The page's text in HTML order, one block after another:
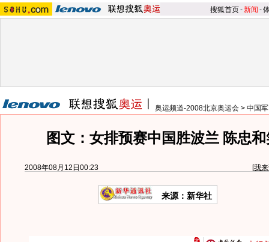
搜狐首页-新闻 -
奥运频道-2008北京奥运会 > 中国
图文：女排预赛中国胜波兰 陈忠
2008年08月12日00:23 [我
来源：新华社